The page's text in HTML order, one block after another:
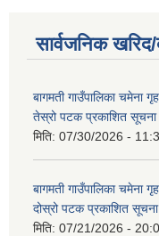
सार्वजनिक
बागमती गाउँपालिका चमेना
तेस्रो पटक प्रकाशित सूचना
मिति: 07/30/2026 -
बागमती गाउँपालिका चमेना
दोस्रो पटक प्रकाशित सूचना
मिति: 07/21/2026 -